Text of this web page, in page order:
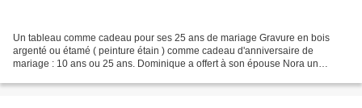
Un tableau comme cadeau pour ses 25 ans de mariage Gravure en bois
argenté ou étamé ( peinture étain ) comme cadeau d'anniversaire de
mariage : 10 ans ou 25 ans. Dominique a offert à son épouse Nora un